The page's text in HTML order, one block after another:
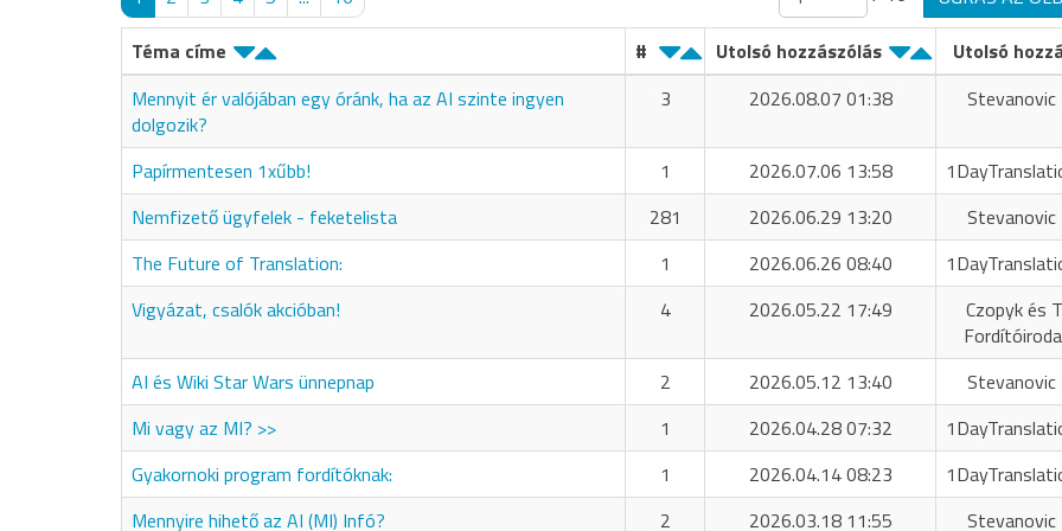
Téma címe
# Utolsó hozzászólás
Utolsó
Mennyit ér valójában egy óránk, ha az AI szinte ingyen
dolgozik?
3 2026.08.07 01:38 Stevanovic
Papírmentesen 1xűbb! 1 2026.07.06 13:58
Nemfizető ügyfelek - feketelista
281 2026.06.29 13:20
Stevanovic
The Future of Translation:
1 2026.06.26 08:40
Vigyázat, csalók akcióban!
4 2026.05.22 17:49
Czopyk és
AI és Wiki Star Wars ünnepnap
2 2026.05.12 13:40
Stevanovic
Mi vagy az MI? >>
1 2026.04.28 07:32
Gyakornoki program fordítóknak:
1 2026.04.14 08:23
Mennyire hihető az AI (MI) Infó?
2 2026.03.18 11:55 Stevanovic